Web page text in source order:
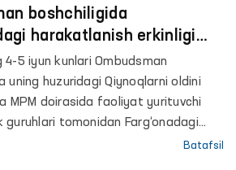
boshchiligida
harakatlanish erkinligi
shaxslar saqlanadigan
sharoitlar
5 iyun kunlari Ombudsman
uning huzuridagi Qiynoqlarni oldini
MPM doirasida faoliyat yurituvchi
guruhlari tomonidan Farg‘onadagi
muassasalarga monitoringBatafsil